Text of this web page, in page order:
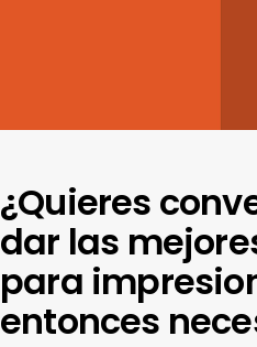
¿Quieres
dar las
para
entonces